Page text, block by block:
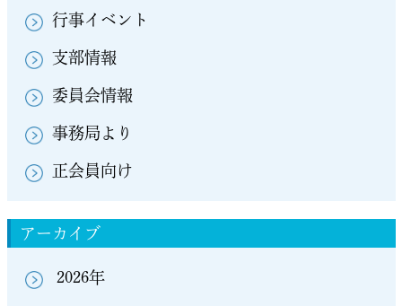
行事イベント
支部情報
委員会情報
事務局より
正会員向け
アーカイブ
2026年